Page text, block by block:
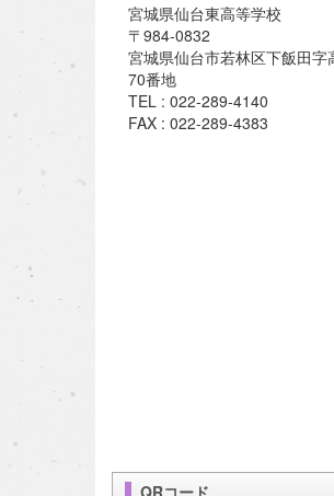
宮城県仙台東高等学校
〒984-0832
宮城県仙台市若林区下飯田字
70番地
TEL : 022-289-4140
FAX : 022-289-4383
QRコード